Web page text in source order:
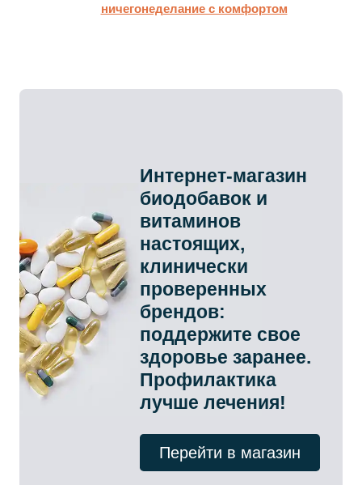
ничегонеделание с комфортом
Интернет-магазин
биодобавок и
витаминов
настоящих,
клинически
проверенных
брендов:
поддержите свое
здоровье заранее.
Профилактика
лучше лечения!
Перейти в магазин